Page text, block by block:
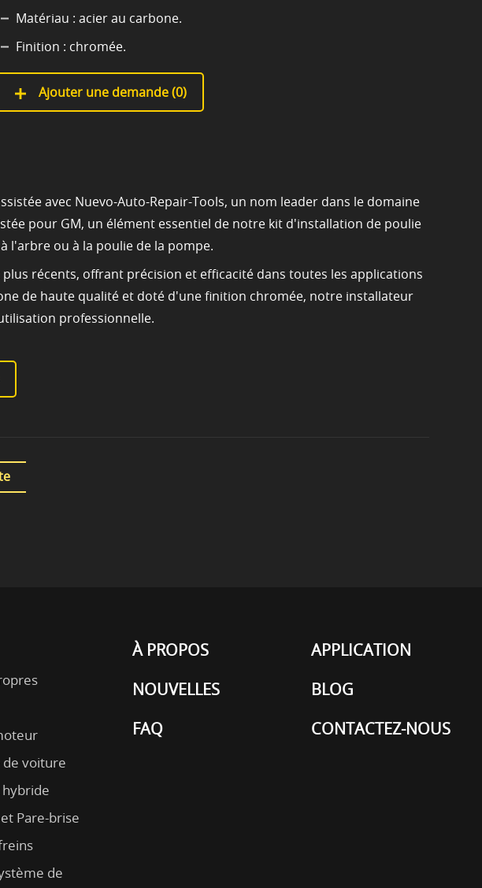
Matériau : acier au carbone.
Finition : chromée.
Ajouter une demande (0)
avec Nuevo-Auto-Repair-Tools, un nom leader dans le domaine
pour GM, un élément essentiel de notre kit d'installation de poulie
l'arbre ou à la poulie de la pompe.
récents, offrant précision et efficacité dans toutes les applications
de haute qualité et doté d'une finition chromée, notre installateur
professionnelle.
de voiture
Pare-brise
de
À PROPOS
APPLICATION
NOUVELLES
BLOG
FAQ
CONTACTEZ-NOUS